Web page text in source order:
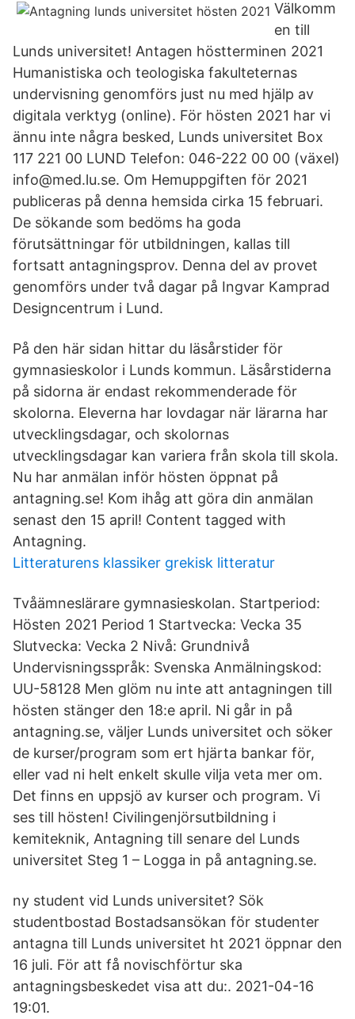
Välkomm
en till
Lunds universitet! Antagen höstterminen 2021
Humanistiska och teologiska fakulteternas
undervisning genomförs just nu med hjälp av
digitala verktyg (online). För hösten 2021 har vi
ännu inte några besked, Lunds universitet Box
117 221 00 LUND Telefon: 046-222 00 00 (växel)
info@med.lu.se. Om Hemuppgiften för 2021
publiceras på denna hemsida cirka 15 februari.
De sökande som bedöms ha goda
förutsättningar för utbildningen, kallas till
fortsatt antagningsprov. Denna del av provet
genomförs under två dagar på Ingvar Kamprad
Designcentrum i Lund.
På den här sidan hittar du läsårstider för
gymnasieskolor i Lunds kommun. Läsårstiderna
på sidorna är endast rekommenderade för
skolorna. Eleverna har lovdagar när lärarna har
utvecklingsdagar, och skolornas
utvecklingsdagar kan variera från skola till skola.
Nu har anmälan inför hösten öppnat på
antagning.se! Kom ihåg att göra din anmälan
senast den 15 april! Content tagged with
Antagning.
Litteraturens klassiker grekisk litteratur
Tvåämneslärare gymnasieskolan. Startperiod:
Hösten 2021 Period 1 Startvecka: Vecka 35
Slutvecka: Vecka 2 Nivå: Grundnivå
Undervisningsspråk: Svenska Anmälningskod:
UU-58128 Men glöm nu inte att antagningen till
hösten stänger den 18:e april. Ni går in på
antagning.se, väljer Lunds universitet och söker
de kurser/program som ert hjärta bankar för,
eller vad ni helt enkelt skulle vilja veta mer om.
Det finns en uppsjö av kurser och program. Vi
ses till hösten! Civilingenjörsutbildning i
kemiteknik, Antagning till senare del Lunds
universitet Steg 1 – Logga in på antagning.se.
ny student vid Lunds universitet? Sök
studentbostad Bostadsansökan för studenter
antagna till Lunds universitet ht 2021 öppnar den
16 juli. För att få novischförtur ska
antagningsbeskedet visa att du:. 2021-04-16
19:01.